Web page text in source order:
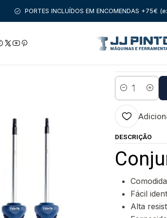
PORTES INCLUÍDOS EM ENCOMENDAS +75€
MANUAL BOSCH FERRAMENTA
Estado:
Quantidade
DESCRIÇÃO
Fácil
Alta